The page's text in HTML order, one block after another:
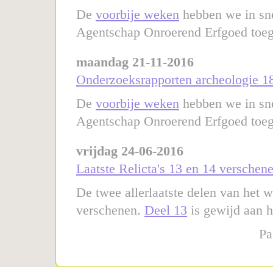
De voorbije weken hebben we in
Agentschap Onroerend Erfgoed
maandag 21-11-2016
Onderzoeksrapporten archeologie
De voorbije weken hebben we in
Agentschap Onroerend Erfgoed
vrijdag 24-06-2016
Laatste Relicta's 13 en 14
De twee allerlaatste delen van het
verschenen. Deel 13 is gewijd aan